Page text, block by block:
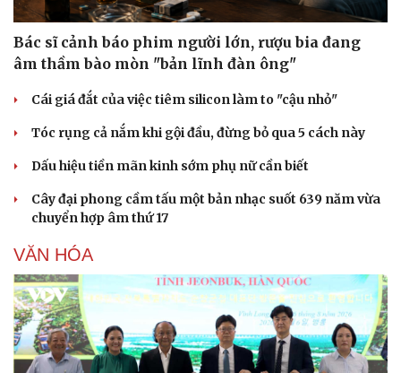
Bác sĩ cảnh báo phim người lớn, rượu bia đang
âm thầm bào mòn "bản lĩnh đàn ông"
Cái giá đắt của việc tiêm silicon làm to "cậu nhỏ"
Tóc rụng cả nắm khi gội đầu, đừng bỏ qua 5 cách này
Dấu hiệu tiền mãn kinh sớm phụ nữ cần biết
Cây đại phong cầm tấu một bản nhạc suốt 639 năm vừa
chuyển hợp âm thứ 17
VĂN HÓA